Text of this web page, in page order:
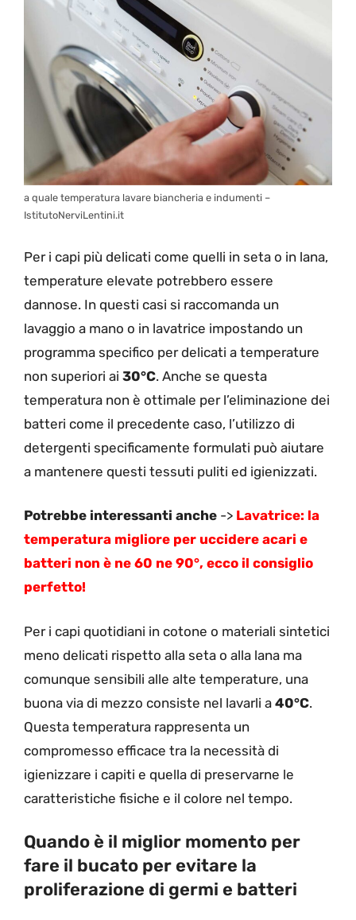
a quale temperatura lavare biancheria e indumenti –
IstitutoNerviLentini.it
Per i capi più delicati come quelli in seta o in lana,
temperature elevate potrebbero essere
dannose. In questi casi si raccomanda un
lavaggio a mano o in lavatrice impostando un
programma specifico per delicati a temperature
non superiori ai 30°C. Anche se questa
temperatura non è ottimale per l’eliminazione dei
batteri come il precedente caso, l’utilizzo di
detergenti specificamente formulati può aiutare
a mantenere questi tessuti puliti ed igienizzati.
Potrebbe interessanti anche -> Lavatrice: la
temperatura migliore per uccidere acari e
batteri non è ne 60 ne 90°, ecco il consiglio
perfetto!
Per i capi quotidiani in cotone o materiali sintetici
meno delicati rispetto alla seta o alla lana ma
comunque sensibili alle alte temperature, una
buona via di mezzo consiste nel lavarli a 40°C.
Questa temperatura rappresenta un
compromesso efficace tra la necessità di
igienizzare i capiti e quella di preservarne le
caratteristiche fisiche e il colore nel tempo.
Quando è il miglior momento per
fare il bucato per evitare la
proliferazione di germi e batteri